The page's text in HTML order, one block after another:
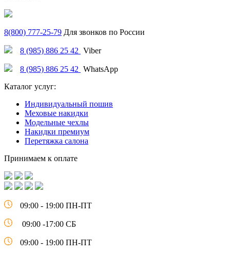
8(800) 777-25-79 Для звонков по России
8 (985) 886 25 42 Viber
8 (985) 886 25 42 WhatsApp
Каталог услуг:
Индивидуальный пошив
Меховые накидки
Модельные чехлы
Накидки премиум
Перетяжка салона
Принимаем к оплате
09:00 - 19:00 ПН-ПТ
09:00 -17:00 СБ
09:00 - 19:00 ПН-ПТ